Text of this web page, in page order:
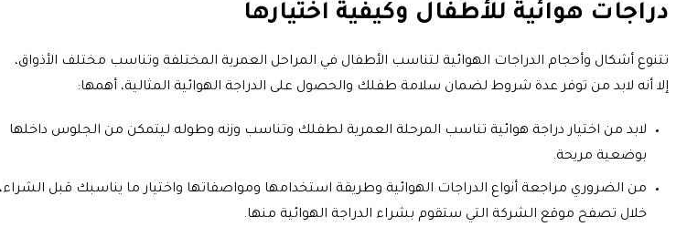
دراجات هوائية للأطفال وكيفية اختيارها
تتنوع أشكال وأحجام الدراجات الهوائية لتناسب الأطفال في المراحل العمرية المختلفة وتناسب مختلف الأذواق،
إلا أنه لابد من توفر عدة شروط لضمان سلامة طفلك والحصول على الدراجة الهوائية المثالية، أهمها:
لابد من اختيار دراجة هوائية تناسب المرحلة العمرية لطفلك وتناسب وزنه وطوله ليتمكن من الجلوس داخلها
بوضعية مريحة.
من الضروري مراجعة أنواع الدراجات الهوائية وطريقة استخدامها ومواصفاتها واختيار ما يناسبك قبل
خلال تصفح موقع الشركة التي ستقوم بشراء الدراجة الهوائية منها.